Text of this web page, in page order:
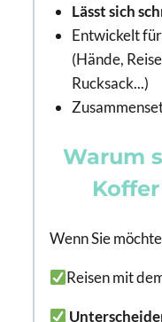
Lässt sich
Entwickelt für
(Hände,
Rucksack...)
Warum
Wenn Sie
Reisen mit